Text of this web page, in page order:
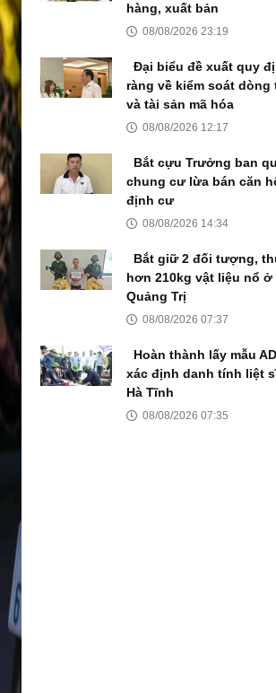
hàng, xuất bản
08/08/2026 23:19
Đại biểu đề xuất quy
ràng về kiểm soát dòng
và tài sản mã hóa
08/08/2026 12:17
Bắt cựu Trưởng ban
chung cư lừa bán căn
định cư
08/08/2026 14:34
Bắt giữ 2 đối tượng,
hơn 210kg vật liệu nổ ở
Quảng Trị
08/08/2026 07:37
Hoàn thành lấy mẫu
xác định danh tính liệt
Hà Tĩnh
08/08/2026 07:35